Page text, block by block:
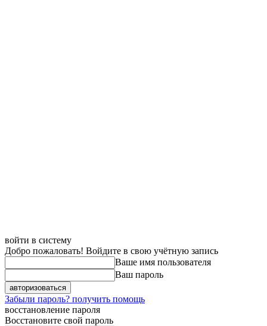
войти в систему
Добро пожаловать! Войдите в свою учётную запись
Ваше имя пользователя
Ваш пароль
Забыли пароль? получить помощь
восстановление пароля
Восстановите свой пароль